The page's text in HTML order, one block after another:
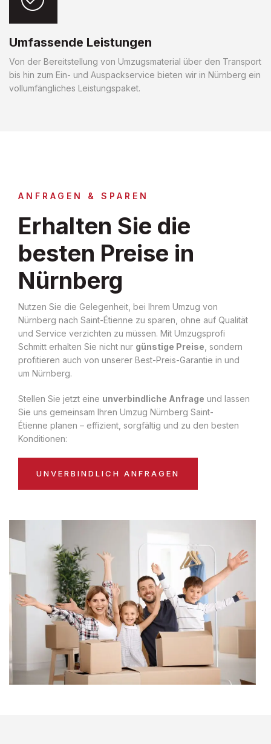
Umfassende Leistungen
Von der Bereitstellung von Umzugsmaterial über den Transport
bis hin zum Ein- und Auspackservice bieten wir in Nürnberg ein
vollumfängliches Leistungspaket.
ANFRAGEN & SPAREN
Erhalten Sie die
besten Preise in
Nürnberg
Nutzen Sie die Gelegenheit, bei Ihrem Umzug von
Nürnberg nach Saint-Étienne zu sparen, ohne auf Qualität
und Service verzichten zu müssen. Mit Umzugsprofi
Schmitt erhalten Sie nicht nur günstige Preise , sondern
profitieren auch von unserer Best-Preis-Garantie in und
um Nürnberg.
Stellen Sie jetzt eine unverbindliche Anfrage und lassen
Sie uns gemeinsam Ihren Umzug Nürnberg Saint-
Étienne planen – effizient, sorgfältig und zu den besten
Konditionen:
UNVERBINDLICH ANFRAGEN